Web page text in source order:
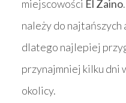
miejscowości El Zaino
należy do
dlatego najlepiej
przynajmniej kilku dni
okolicy.